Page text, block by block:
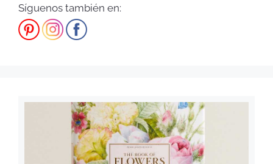
Síguenos también en: